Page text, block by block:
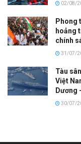
02/08/
Phong
hoảng
chính
31/07/
Tàu
Việt
Dương
30/07/